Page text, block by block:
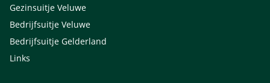
Gezinsuitje Veluwe
Bedrijfsuitje Veluwe
Bedrijfsuitje Gelderland
Links